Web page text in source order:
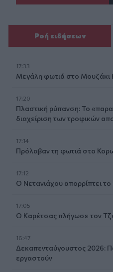
Ροή ειδήσεων
17:33
Μεγάλη φωτιά στο Μουζάκι
17:20
Πλαστική ρύπανση: Το
διαχείριση των τροφικών
17:14
Πρόλαβαν τη φωτιά στο
17:12
Ο Νετανιάχου απορρίπτει
17:05
Ο Καρέτσας πλήγωσε τον
16:47
Δεκαπενταύγουστος 2026:
εργαστούν